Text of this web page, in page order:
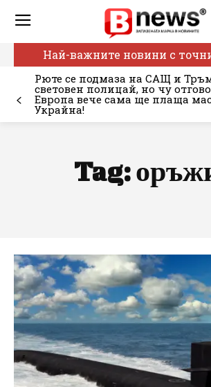
Най-важните новини с
Рюте се подмаза на САЩ и
световен полицай, но чу
Европа вече сама ще плаща
Украйна!
Tag: